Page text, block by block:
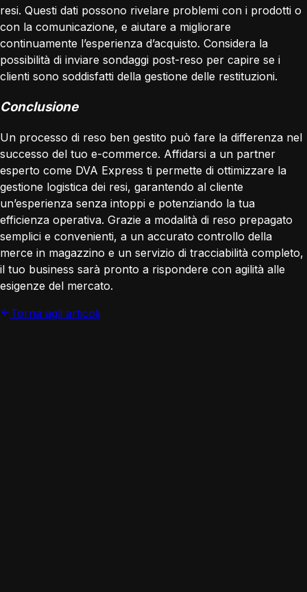
resi. Questi dati possono rivelare problemi con i prodotti o
con la comunicazione, e aiutare a migliorare
continuamente l’esperienza d’acquisto. Considera la
possibilità di inviare sondaggi post-reso per capire se i
clienti sono soddisfatti della gestione delle restituzioni.
Conclusione
Un processo di reso ben gestito può fare la differenza nel
successo del tuo e-commerce. Affidarsi a un partner
esperto come DVA Express ti permette di ottimizzare la
gestione logistica dei resi, garantendo al cliente
un’esperienza senza intoppi e potenziando la tua
efficienza operativa. Grazie a modalità di reso prepagato
semplici e convenienti, a un accurato controllo della
merce in magazzino e un servizio di tracciabilità completo,
il tuo business sarà pronto a rispondere con agilità alle
esigenze del mercato.
Torna agli articoli